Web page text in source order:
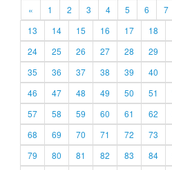
« 1 2 3 4 5 6 7
13
14 15 16 17 18
24
25 26 27 28 29
35
36 37 38 39 40
46
47 48 49 50 51
57
58 59 60 61 62
68
69 70 71 72 73
79
80 81 82 83 84